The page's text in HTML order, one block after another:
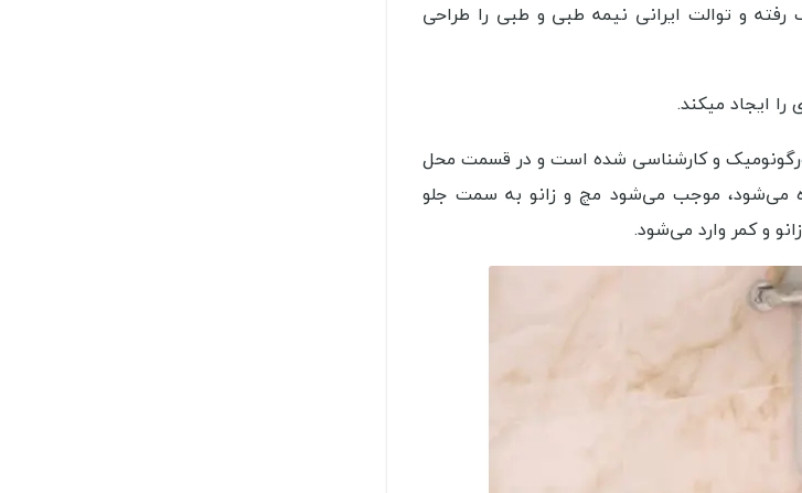
و توالت ایرانی نیمه طبی و طبی را طراحی
ایجاد میکند.
و کارشناسی شده است و در قسمت محل
می‌شود، موجب می‌شود مچ و زانو به سمت جلو
و کمر وارد می‌شود.